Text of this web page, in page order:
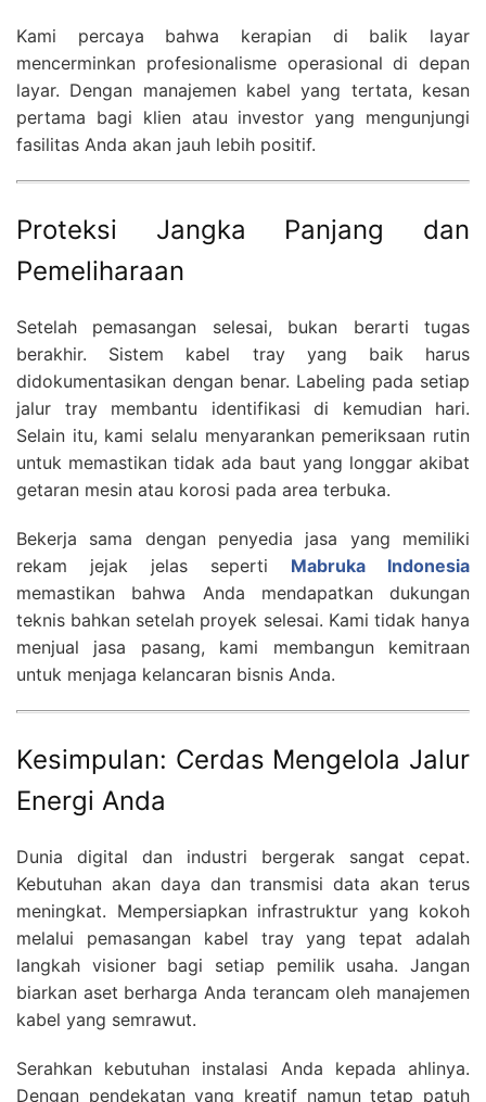
Kami percaya bahwa kerapian di balik layar
mencerminkan profesionalisme operasional di depan
layar. Dengan manajemen kabel yang tertata, kesan
pertama bagi klien atau investor yang mengunjungi
fasilitas Anda akan jauh lebih positif.
Proteksi Jangka Panjang dan
Pemeliharaan
Setelah pemasangan selesai, bukan berarti tugas
berakhir. Sistem kabel tray yang baik harus
didokumentasikan dengan benar. Labeling pada setiap
jalur tray membantu identifikasi di kemudian hari.
Selain itu, kami selalu menyarankan pemeriksaan rutin
untuk memastikan tidak ada baut yang longgar akibat
getaran mesin atau korosi pada area terbuka.
Bekerja sama dengan penyedia jasa yang memiliki
rekam jejak jelas seperti Mabruka Indonesia
memastikan bahwa Anda mendapatkan dukungan
teknis bahkan setelah proyek selesai. Kami tidak hanya
menjual jasa pasang, kami membangun kemitraan
untuk menjaga kelancaran bisnis Anda.
Kesimpulan: Cerdas Mengelola Jalur
Energi Anda
Dunia digital dan industri bergerak sangat cepat.
Kebutuhan akan daya dan transmisi data akan terus
meningkat. Mempersiapkan infrastruktur yang kokoh
melalui pemasangan kabel tray yang tepat adalah
langkah visioner bagi setiap pemilik usaha. Jangan
biarkan aset berharga Anda terancam oleh manajemen
kabel yang semrawut.
Serahkan kebutuhan instalasi Anda kepada ahlinya.
Dengan pendekatan yang kreatif namun tetap patuh